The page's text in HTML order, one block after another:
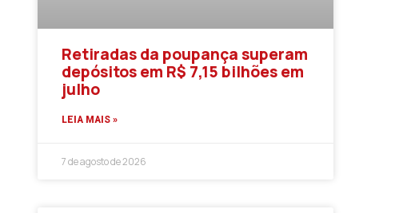
Retiradas da poupança superam
depósitos em R$ 7,15 bilhões em
julho
LEIA MAIS »
7 de agosto de 2026